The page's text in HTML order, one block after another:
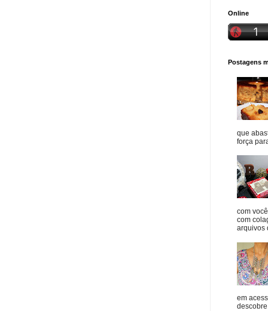
Online
Postagens
que
força
com
com
arquivos
em